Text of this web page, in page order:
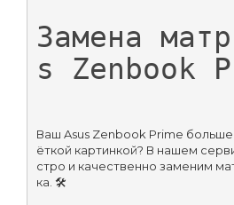
Замена
s Zenbook
Ваш Asus Zenbook Prime больше
ёткой картинкой? В нашем
стро и качественно заменим
ка. 🛠️